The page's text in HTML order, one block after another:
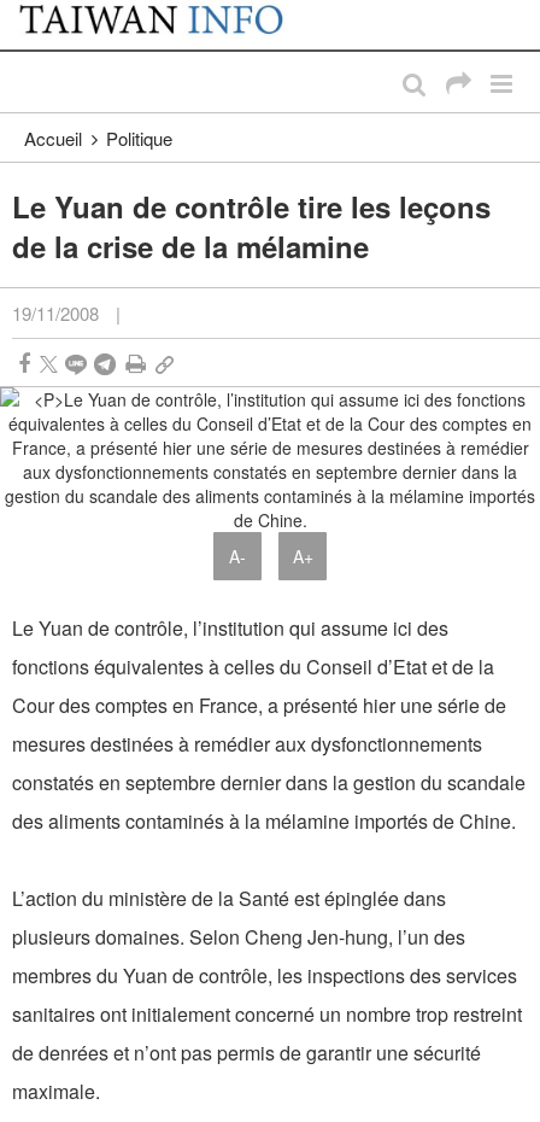
Passer au contenu principal
:::
Accueil Politique
Le Yuan de contrôle tire les leçons
de la crise de la mélamine
19/11/2008 |
A- A+
Le Yuan de contrôle, l’institution qui assume ici des
fonctions équivalentes à celles du Conseil d’Etat et de la
Cour des comptes en France, a présenté hier une série de
mesures destinées à remédier aux dysfonctionnements
constatés en septembre dernier dans la gestion du scandale
des aliments contaminés à la mélamine importés de Chine.
L’action du ministère de la Santé est épinglée dans
plusieurs domaines. Selon Cheng Jen-hung, l’un des
membres du Yuan de contrôle, les inspections des services
sanitaires ont initialement concerné un nombre trop restreint
de denrées et n’ont pas permis de garantir une sécurité
maximale.